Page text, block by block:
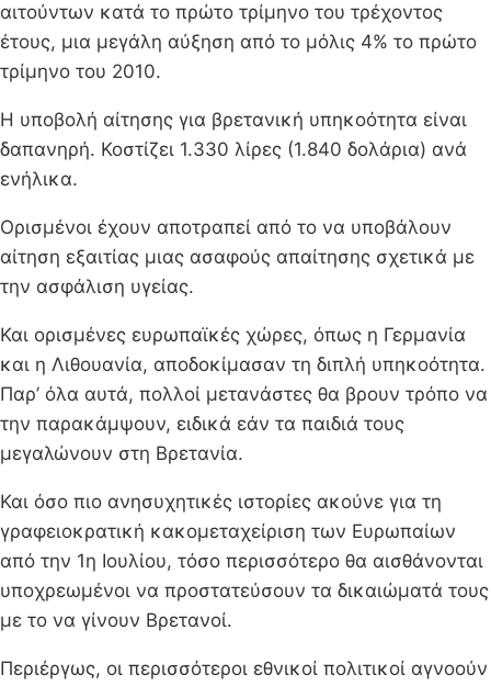
αιτούντων κατά το πρώτο τρίμηνο του τρέχοντος
έτους, μια μεγάλη αύξηση από το μόλις 4% το πρώτο
τρίμηνο του 2010.
Η υποβολή αίτησης για βρετανική υπηκοότητα είναι
δαπανηρή. Κοστίζει 1.330 λίρες (1.840 δολάρια) ανά
ενήλικα.
Ορισμένοι έχουν αποτραπεί από το να υποβάλουν
αίτηση εξαιτίας μιας ασαφούς απαίτησης σχετικά με
την ασφάλιση υγείας.
Και ορισμένες ευρωπαϊκές χώρες, όπως η Γερμανία
και η Λιθουανία, αποδοκίμασαν τη διπλή υπηκοότητα.
Παρ’ όλα αυτά, πολλοί μετανάστες θα βρουν τρόπο να
την παρακάμψουν, ειδικά εάν τα παιδιά τους
μεγαλώνουν στη Βρετανία.
Και όσο πιο ανησυχητικές ιστορίες ακούνε για τη
γραφειοκρατική κακομεταχείριση των Ευρωπαίων
από την 1η Ιουλίου, τόσο περισσότερο θα αισθάνονται
υποχρεωμένοι να προστατεύσουν τα δικαιώματά τους
με το να γίνουν Βρετανοί.
Περιέργως, οι περισσότεροι εθνικοί πολιτικοί αγνοούν